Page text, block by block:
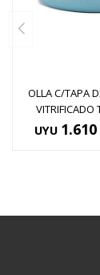
OLLA C/TAPA
VITRIFICADO
UYU 1.610